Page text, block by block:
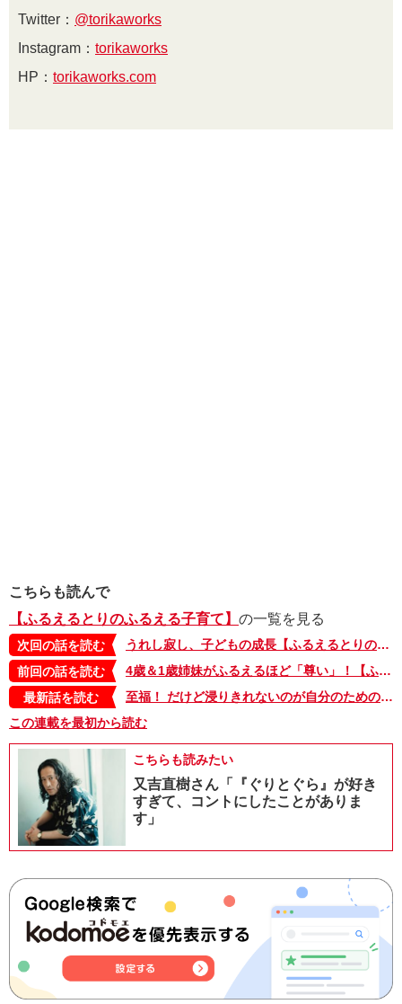
Twitter： @torikaworks
Instagram： torikaworks
HP： torikaworks.com
こちらも読んで
【ふるえるとりのふるえる子育て】 の一覧を見る
次回の話を読む
うれし寂し、子どもの成長【ふるえるとりのふるえる子育て・31】
前回の話を読む
4歳＆1歳姉妹がふるえるほど「尊い」！【ふるえるとりのふるえる子育て・29】
最新話を読む
至福！ だけど浸りきれないのが自分のためのスキマ時間【ふるえるとりのふるえる子育て・42】
この連載を最初から読む
こちらも読みたい
又吉直樹さん「『ぐりとぐら』が好き
すぎて、コントにしたことがありま
す」